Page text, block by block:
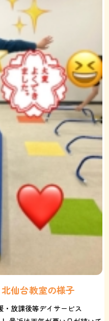
北仙台教室の様子
放課後等デイサービス